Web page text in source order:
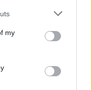
my
de lien
de l’attention
notre propre